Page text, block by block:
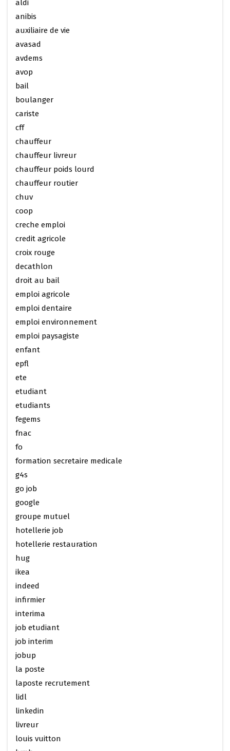
aldi
anibis
auxiliaire de vie
avasad
avdems
avop
bail
boulanger
cariste
cff
chauffeur
chauffeur livreur
chauffeur poids lourd
chauffeur routier
chuv
coop
creche emploi
credit agricole
croix rouge
decathlon
droit au bail
emploi agricole
emploi dentaire
emploi environnement
emploi paysagiste
enfant
epfl
ete
etudiant
etudiants
fegems
fnac
fo
formation secretaire medicale
g4s
go job
google
groupe mutuel
hotellerie job
hotellerie restauration
hug
ikea
indeed
infirmier
interima
job etudiant
job interim
jobup
la poste
laposte recrutement
lidl
linkedin
livreur
louis vuitton